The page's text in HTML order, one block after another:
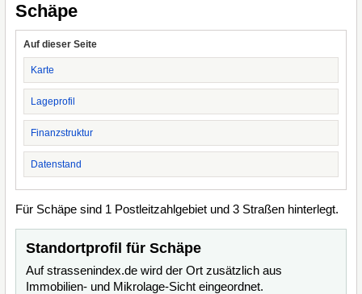
Schäpe
Auf dieser Seite
Karte
Lageprofil
Finanzstruktur
Datenstand
Für Schäpe sind 1 Postleitzahlgebiet und 3 Straßen hinterlegt.
Standortprofil für Schäpe
Auf strassenindex.de wird der Ort zusätzlich aus
Immobilien- und Mikrolage-Sicht eingeordnet.